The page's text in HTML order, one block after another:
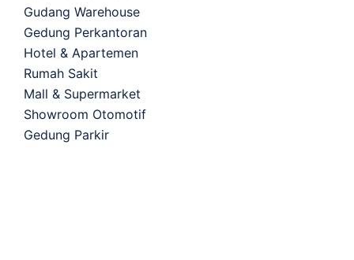
Gudang Warehouse
Gedung Perkantoran
Hotel & Apartemen
Rumah Sakit
Mall & Supermarket
Showroom Otomotif
Gedung Parkir